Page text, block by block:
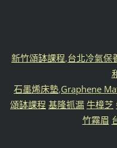
新竹頌缽課程,台北冷氣保
石墨烯床墊,Graphene
頌缽課程 基隆抓漏 牛樟芝
竹霧眉